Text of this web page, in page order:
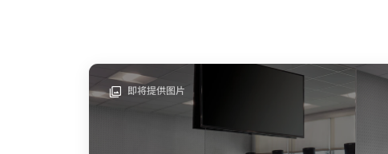
即将提供图片